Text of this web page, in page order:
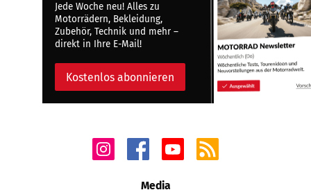
Jede Woche neu! Alles zu
Motorrädern, Bekleidung,
Zubehör, Technik und mehr –
direkt in Ihre E-Mail!
Kostenlos abonnieren
Media